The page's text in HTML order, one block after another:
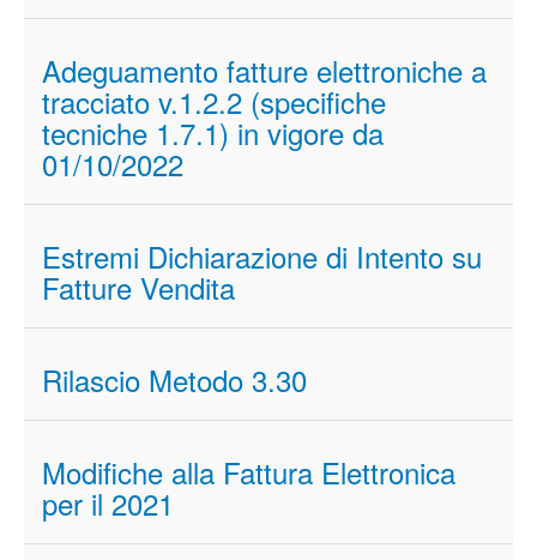
Adeguamento fatture elettroniche a
tracciato v.1.2.2 (specifiche
tecniche 1.7.1) in vigore da
01/10/2022
Estremi Dichiarazione di Intento su
Fatture Vendita
Rilascio Metodo 3.30
Modifiche alla Fattura Elettronica
per il 2021